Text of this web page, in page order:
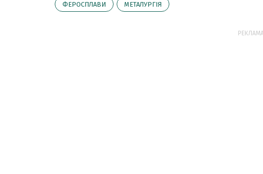
ФЕРОСПЛАВИ МЕТАЛУРГІЯ